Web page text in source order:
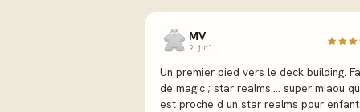
MV
9 juil.
Un premier pied vers le deck building.
de magic ; star realms.... super miaou
est proche d un star realms pour